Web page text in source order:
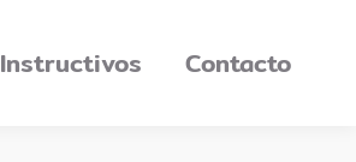
Instructivos Contacto